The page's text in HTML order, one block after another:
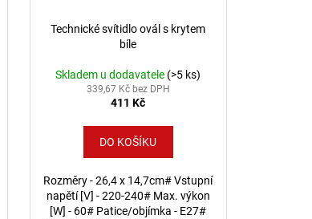
Technické svítidlo ovál s krytem
bíle
Skladem u dodavatele (>5 ks)
339,67 Kč bez DPH
411 Kč
DO KOŠÍKU
Rozměry - 26,4 x 14,7cm# Vstupní
napětí [V] - 220-240# Max. výkon
[W] - 60# Patice/objímka - E27#